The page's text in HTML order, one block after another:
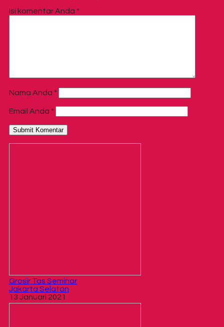
Isi komentar Anda *
Nama Anda *
Email Anda *
Grosir Tas Seminar
Jakarta Selatan
13 Januari 2021